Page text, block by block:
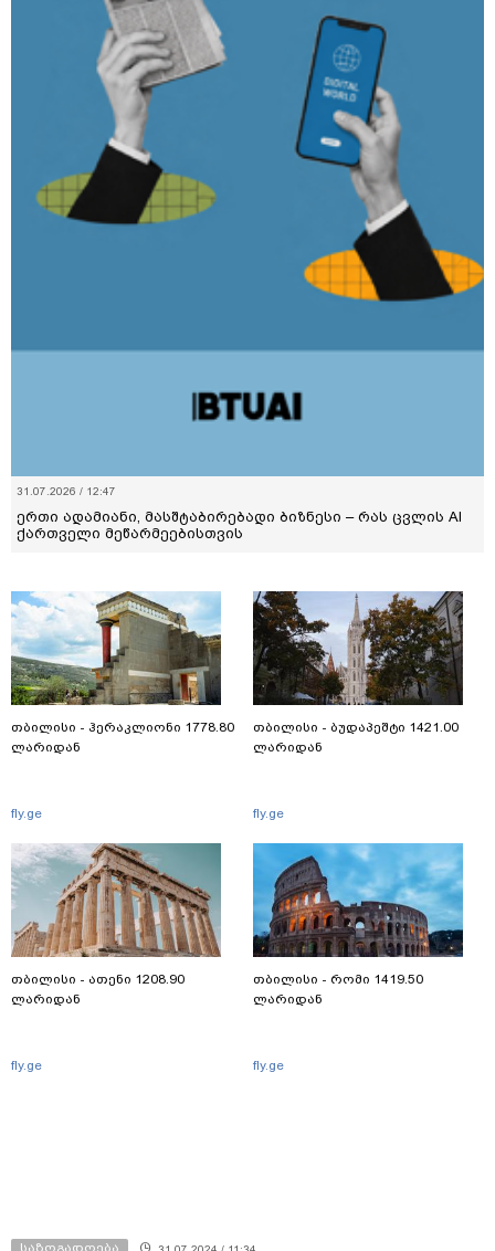
31.07.2026 / 12:47
ერთი ადამიანი, მასშტაბირებადი ბიზნესი – რას ცვლის AI
ქართველი მეწარმეებისთვის
თბილისი - ჰერაკლიონი 1778.80
ლარიდან
fly.ge
თბილისი - ათენი 1208.90
ლარიდან
fly.ge
თბილისი - ბუდაპეშტი 1421.00
ლარიდან
fly.ge
თბილისი - რომი 1419.50
ლარიდან
fly.ge
საზოგადოება